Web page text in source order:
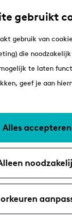
gebruikt
gebruik van
die
te laten
geef je aan
Alles accepteren
K
a
r
t
Z
e
k
e
n
e
n
u
Plan
–